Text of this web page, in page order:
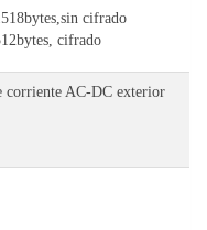
cifrado
cifrado
corriente AC-DC exterior